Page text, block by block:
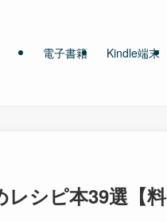
電子書籍 Kindle端末
レシピ本39選【料